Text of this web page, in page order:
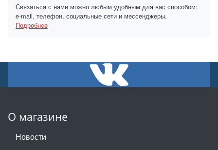
Связаться с нами можно любым удобным для вас способом:
e-mail, телефон, социальные сети и мессенджеры.
Подробнее
О магазине
Новости